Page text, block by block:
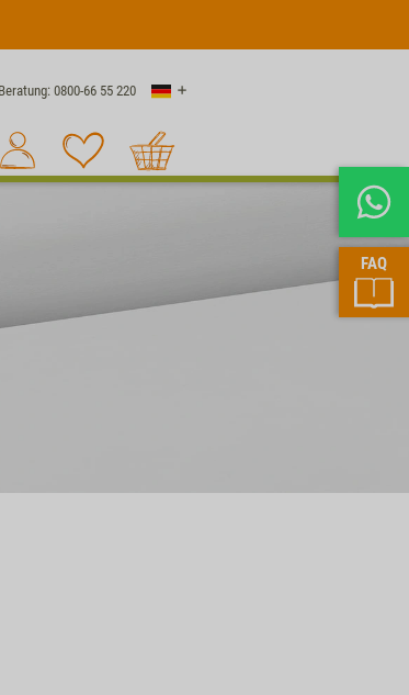
FAQ
Beratung: 0800-66 55 220 Land